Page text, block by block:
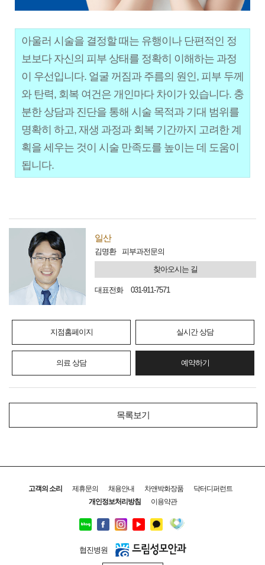
아울러 시술을 결정할 때는 유행이나 단편적인 정
보보다 자신의 피부 상태를 정확히 이해하는 과정
이 우선입니다. 얼굴 꺼짐과 주름의 원인, 피부 두께
와 탄력, 회복 여건은 개인마다 차이가 있습니다. 충
분한 상담과 진단을 통해 시술 목적과 기대 범위를
명확히 하고, 재생 과정과 회복 기간까지 고려한 계
획을 세우는 것이 시술 만족도를 높이는 데 도움이
됩니다.
일산
김명환
피부과전문의
찾아오시는 길
대표전화 031-911-7571
지점홈페이지 실시간 상담
의료 상담 예약하기
목록보기
고객의 소리 제휴문의 채용안내 차앤박화장품
닥터디퍼런트
개인정보처리방침
이용약관
협진병원